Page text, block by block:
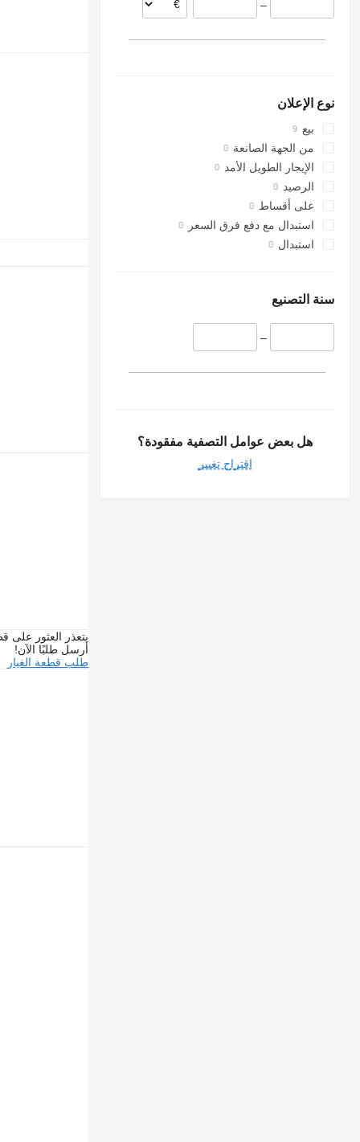
–
نوع الإعلان
بيع
من الجهة الصانعة
الإيجار الطويل الأمد
الرصيد
على أقساط
استبدال مع دفع فرق السعر
استبدال
سنة التصنيع
–
هل بعض عوامل التصفية مفقودة؟
اقتراح تغيير
يتعذر العثور على
أرسل طلبًا الآن!
طلب قطعة الغيار